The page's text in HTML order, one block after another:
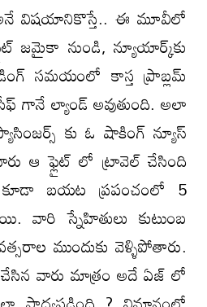
విషయానికొస్తే.. ఈ మూవీలో
జమైకా నుండి, న్యూయార్క్‌కు
సమయంలో కాస్త ప్రాబ్లమ్
గానే ల్యాండ్ అవుతుంది. అలా
కు ఓ షాకింగ్ న్యూస్
ఆ ఫ్లైట్ లో ట్రావెల్ చేసింది
బయట ప్రపంచంలో 5
వారి స్నేహితులు కుటుంబ
ముందుకు వెళ్ళిపోతారు.
వారు మాత్రం అదే ఏజ్ లో